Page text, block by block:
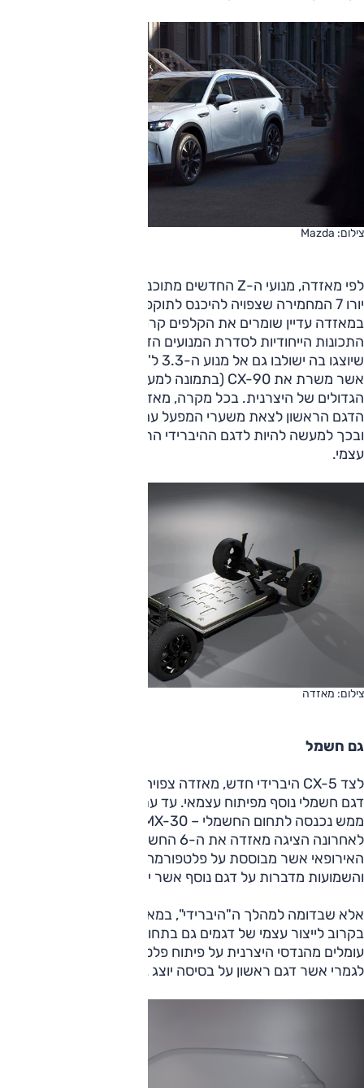
צילום: Mazda
לפי מאזדה, מנועי ה-Z החדשים מתוכננים כדי לעמוד בתקינת
יורו 7 המחמירה שצפויה להיכנס לתוקפה בשנים הקרובות.
במאזדה עדיין שומרים את הקלפים קרוב לחזה ולא מפרטים על
התכונות הייחודיות לסדרת המנועים הזו, אך מציינים כי השיפורים
שיוצגו בה ישולבו גם אל מנוע ה-3.3 ל' טורבו החדש-יחסית שלה
אשר משרת את CX-90 (בתמונה למעלה) ושאר הדגמים
ובכך למעשה להיות לדגם ההיברידי הראשון של מאזדה מפיתוח
עצמי.
צילום: מאזדה
גם חשמל
דגם חשמלי נוסף מפיתוח עצמאי. עד עתה היצרנית הקטנה לא
לאחרונה הציגה מאזדה את ה-6 החשמלית בגרסה לשוק
האירופאי אשר מבוססת על פלטפורמה של דיפאל הסינית,
והשמועות מדברות על דגם נוסף אשר יראה אור בעתיד.
אלא שבדומה למהלך ה"היברידי", במאזדה מתכוונים לעבור
בקרוב לייצור עצמי של דגמים גם בתחום החשמלי. לשם כך
עומלים מהנדסי היצרנית על פיתוח פלטפורמה חשמלית חדשה
לגמרי אשר דגם ראשון על בסיסה יוצג גם הוא בשנת 2027.